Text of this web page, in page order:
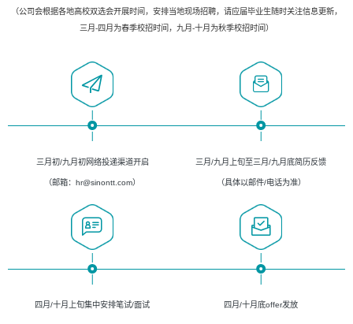
（公司会根据各地高校双选会开展时间，安排当地现场招聘，请应届毕业生随时关注信息更新，
三月-四月为春季校招时间，九月-十月为秋季校招时间）
三月初/九月初网络投递渠道开启
（邮箱：hr@sinontt.com）
三月/九月上旬至三月/九月底简历反馈
（具体以邮件/电话为准）
四月/十月上旬集中安排笔试/面试 四月/十月底offer发放